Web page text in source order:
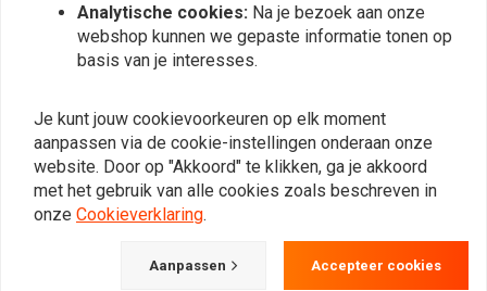
KOSO
D64 DL-03SR Digital
Cockpit
€115,87
DAYTONA
60MM Velona
Kilometerteller 260 km/h
Analytische cookies: Na je bezoek aan onze
webshop kunnen we gepaste informatie tonen op
basis van je interesses.
Je kunt jouw cookievoorkeuren op elk moment
aanpassen via de cookie-instellingen onderaan onze
website. Door op "Akkoord" te klikken, ga je akkoord
met het gebruik van alle cookies zoals beschreven in
onze Cookieverklaring.
Aanpassen Accepteer cookies